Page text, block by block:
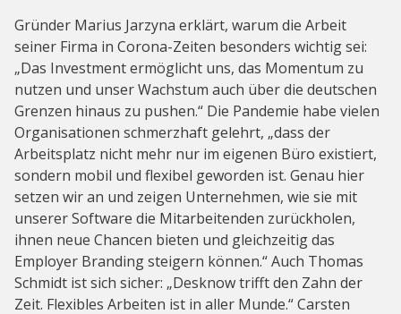
Gründer Marius Jarzyna erklärt, warum die Arbeit
seiner Firma in Corona-Zeiten besonders wichtig sei:
„Das Investment ermöglicht uns, das Momentum zu
nutzen und unser Wachstum auch über die deutschen
Grenzen hinaus zu pushen.“ Die Pandemie habe vielen
Organisationen schmerzhaft gelehrt, „dass der
Arbeitsplatz nicht mehr nur im eigenen Büro existiert,
sondern mobil und flexibel geworden ist. Genau hier
setzen wir an und zeigen Unternehmen, wie sie mit
unserer Software die Mitarbeitenden zurückholen,
ihnen neue Chancen bieten und gleichzeitig das
Employer Branding steigern können.“ Auch Thomas
Schmidt ist sich sicher: „Desknow trifft den Zahn der
Zeit. Flexibles Arbeiten ist in aller Munde.“ Carsten